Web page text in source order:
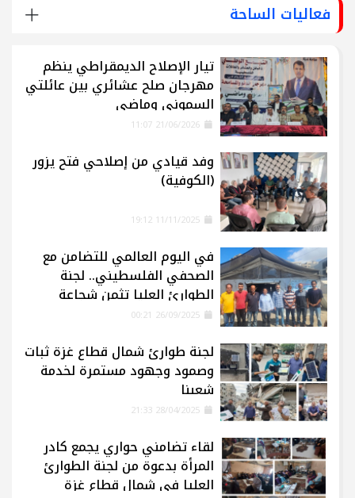
فعاليات الساحة
تيار الإصلاح الديمقراطي ينظم
مهرجان صلح عشائري بين عائلتي
السموني وماضي
وفد قيادي من إصلاحي فتح يزور
(الكوفية)
في اليوم العالمي للتضامن مع
الصحفي الفلسطيني.. لجنة
الطوارئ العليا تثمن شجاعة
الإعلاميين في غزة
لجنة طوارئ شمال قطاع غزة ثبات
وصمود وجهود مستمرة لخدمة
شعبنا
لقاء تضامني حواري يجمع كادر
المرأة بدعوة من لجنة الطوارئ
العليا في شمال قطاع غزة